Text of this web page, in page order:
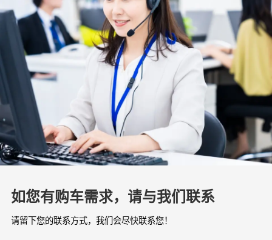
如您有购车需求，请与我们联系
请留下您的联系方式，我们会尽快联系您！